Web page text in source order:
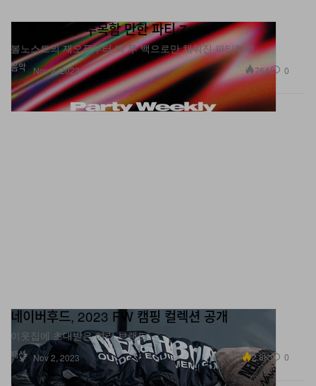
음악
11월 첫째 주 주목할 만한 파티 7
볼노스트의 재오픈부터 백 투 백으로만 채워진 파티까지.
Nov 2, 2023 764 0
패션
네이버후드, 2023 FW 캠핑 컬렉션 공개
이웃집에 초대받은 여러 브랜드.
Nov 2, 2023 2.8K 0